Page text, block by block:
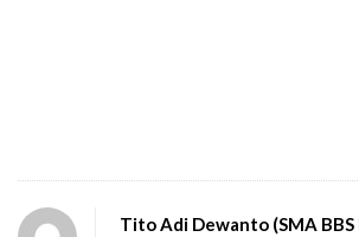
Tito Adi Dewanto (SMA BBS